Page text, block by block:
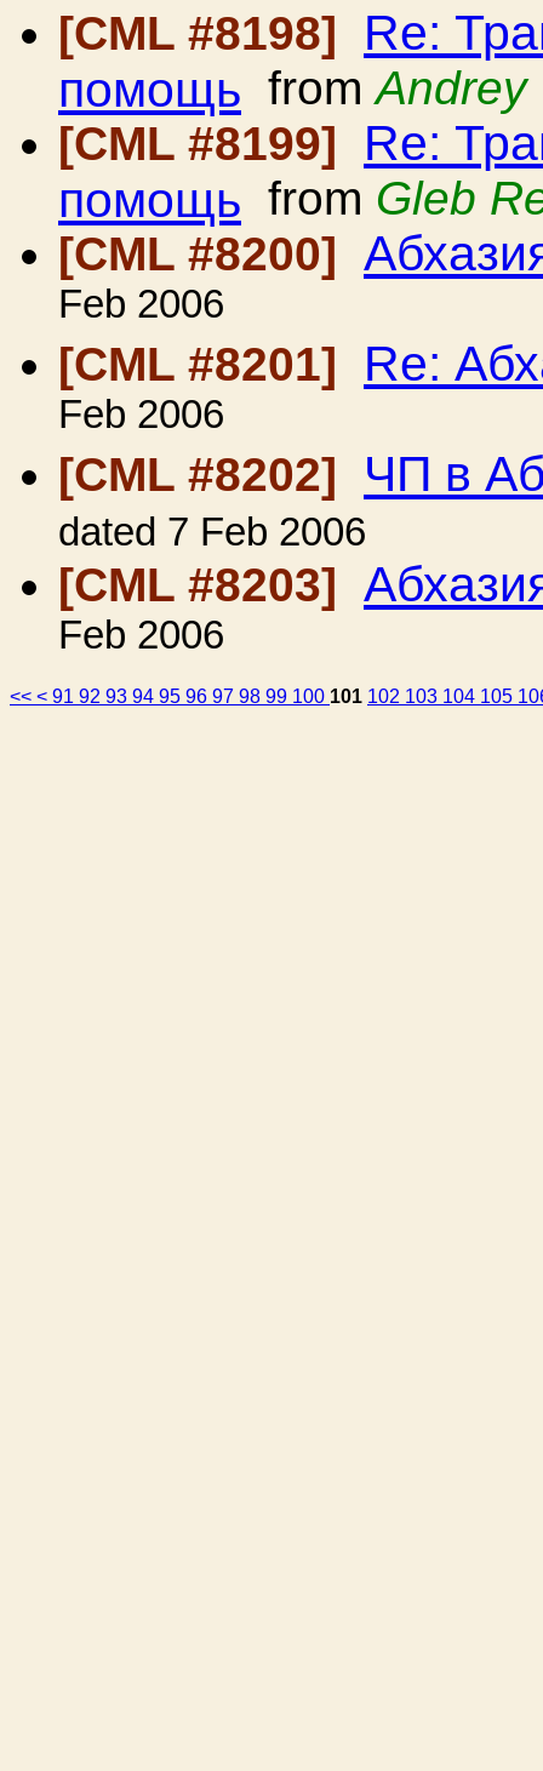
[CML #8198] Re:
помощь fromAndrey
[CML #8199]
Re:
помощь from Gleb
[CML #8200]
Feb 2006
[CML #8201]
Re:
Feb 2006
[CML #8202]
ЧП в
dated 7 Feb 2006
[CML #8203]
Feb 2006
<< < 91 92 93 94 95 96 97 98 99 100 101 102 103 104 105